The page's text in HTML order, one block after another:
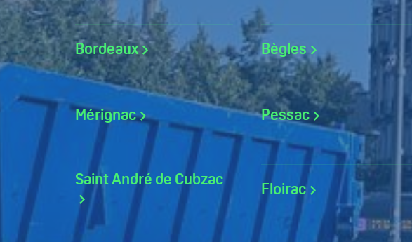
Bordeaux Bègles
Mérignac Pessac
Saint André de Cubzac
Floirac